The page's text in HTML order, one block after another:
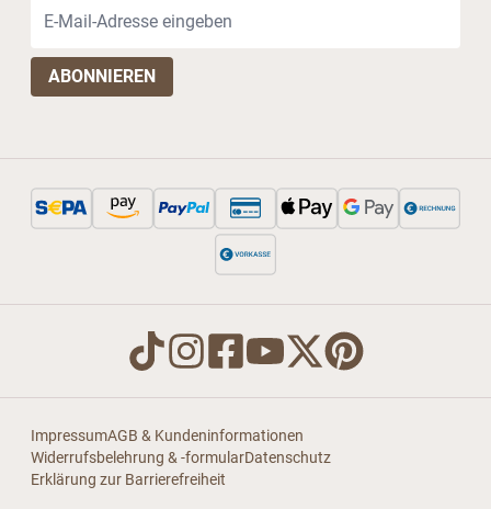
ImpressumAGB & Kundeninformationen
Widerrufsbelehrung & -formularDatenschutz
Erklärung zur Barrierefreiheit